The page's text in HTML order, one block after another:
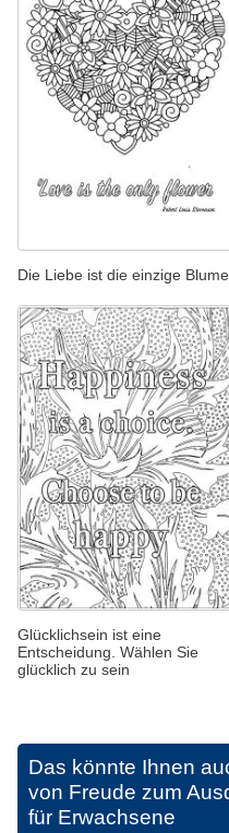
Die Liebe ist die einzige Blume
Glücklichsein ist eine
Entscheidung. Wählen Sie
glücklich zu sein
Das könnte Ihnen
von Freude zum
für Erwachsene